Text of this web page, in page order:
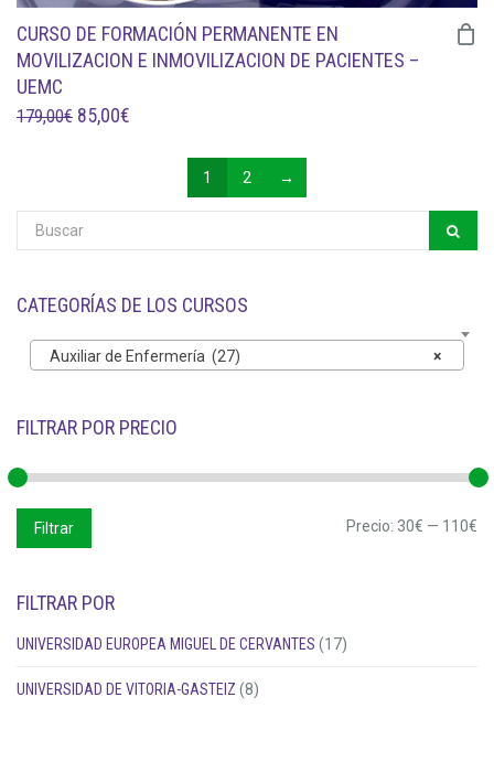
CURSO DE FORMACIÓN PERMANENTE EN
MOVILIZACION E INMOVILIZACION DE PACIENTES –
UEMC
179,00€ EL
179,00€.
85,00€
1 2 →
CATEGORÍAS DE LOS CURSOS
×
Auxiliar de Enfermería (27)
FILTRAR POR PRECIO
Precio
mínimo
Precio
máximo
Filtrar Precio: 30€ — 110€
FILTRAR POR
UNIVERSIDAD EUROPEA MIGUEL DE CERVANTES (17)
UNIVERSIDAD DE VITORIA-GASTEIZ (8)